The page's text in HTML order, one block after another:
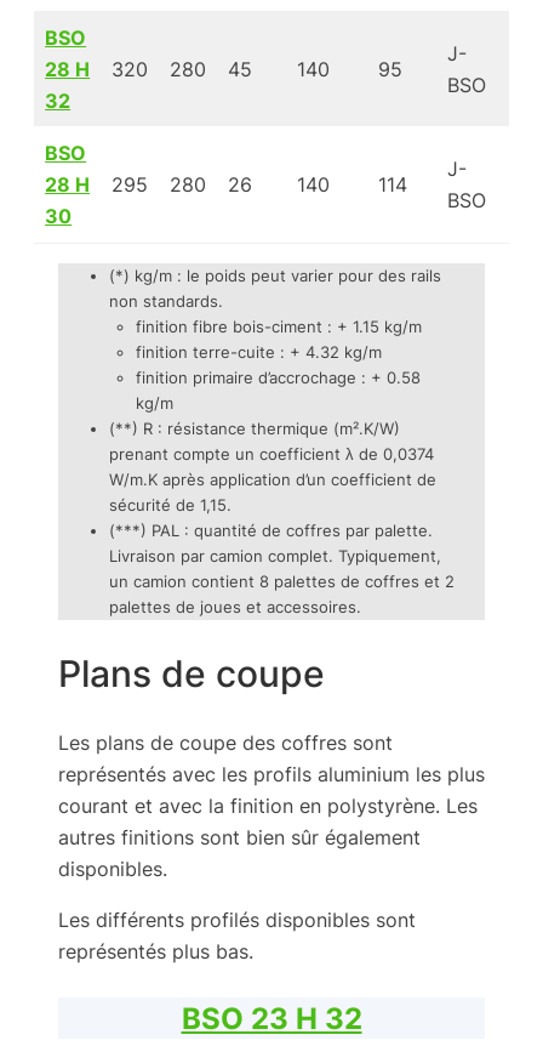
BSO
28 H
32
320 280 45 140 95
J-
BSO
BSO
28 H
30
295 280 26 140 114
J-
BSO
(*) kg/m : le poids peut varier pour des rails
non standards.
finition fibre bois-ciment : + 1.15 kg/m
finition terre-cuite : + 4.32 kg/m
finition primaire d’accrochage : + 0.58
kg/m
(**) R : résistance thermique (m².K/W)
prenant compte un coefficient λ de 0,0374
W/m.K après application d’un coefficient de
sécurité de 1,15.
(***) PAL : quantité de coffres par palette.
Livraison par camion complet. Typiquement,
un camion contient 8 palettes de coffres et 2
palettes de joues et accessoires.
Plans de coupe
Les plans de coupe des coffres sont
représentés avec les profils aluminium les plus
courant et avec la finition en polystyrène. Les
autres finitions sont bien sûr également
disponibles.
Les différents profilés disponibles sont
représentés plus bas.
BSO 23 H 32